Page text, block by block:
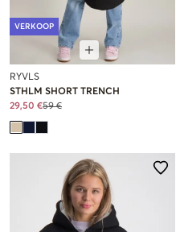
VERKOOP
RYVLS
STHLM SHORT TRENCH
29,50 €59 €